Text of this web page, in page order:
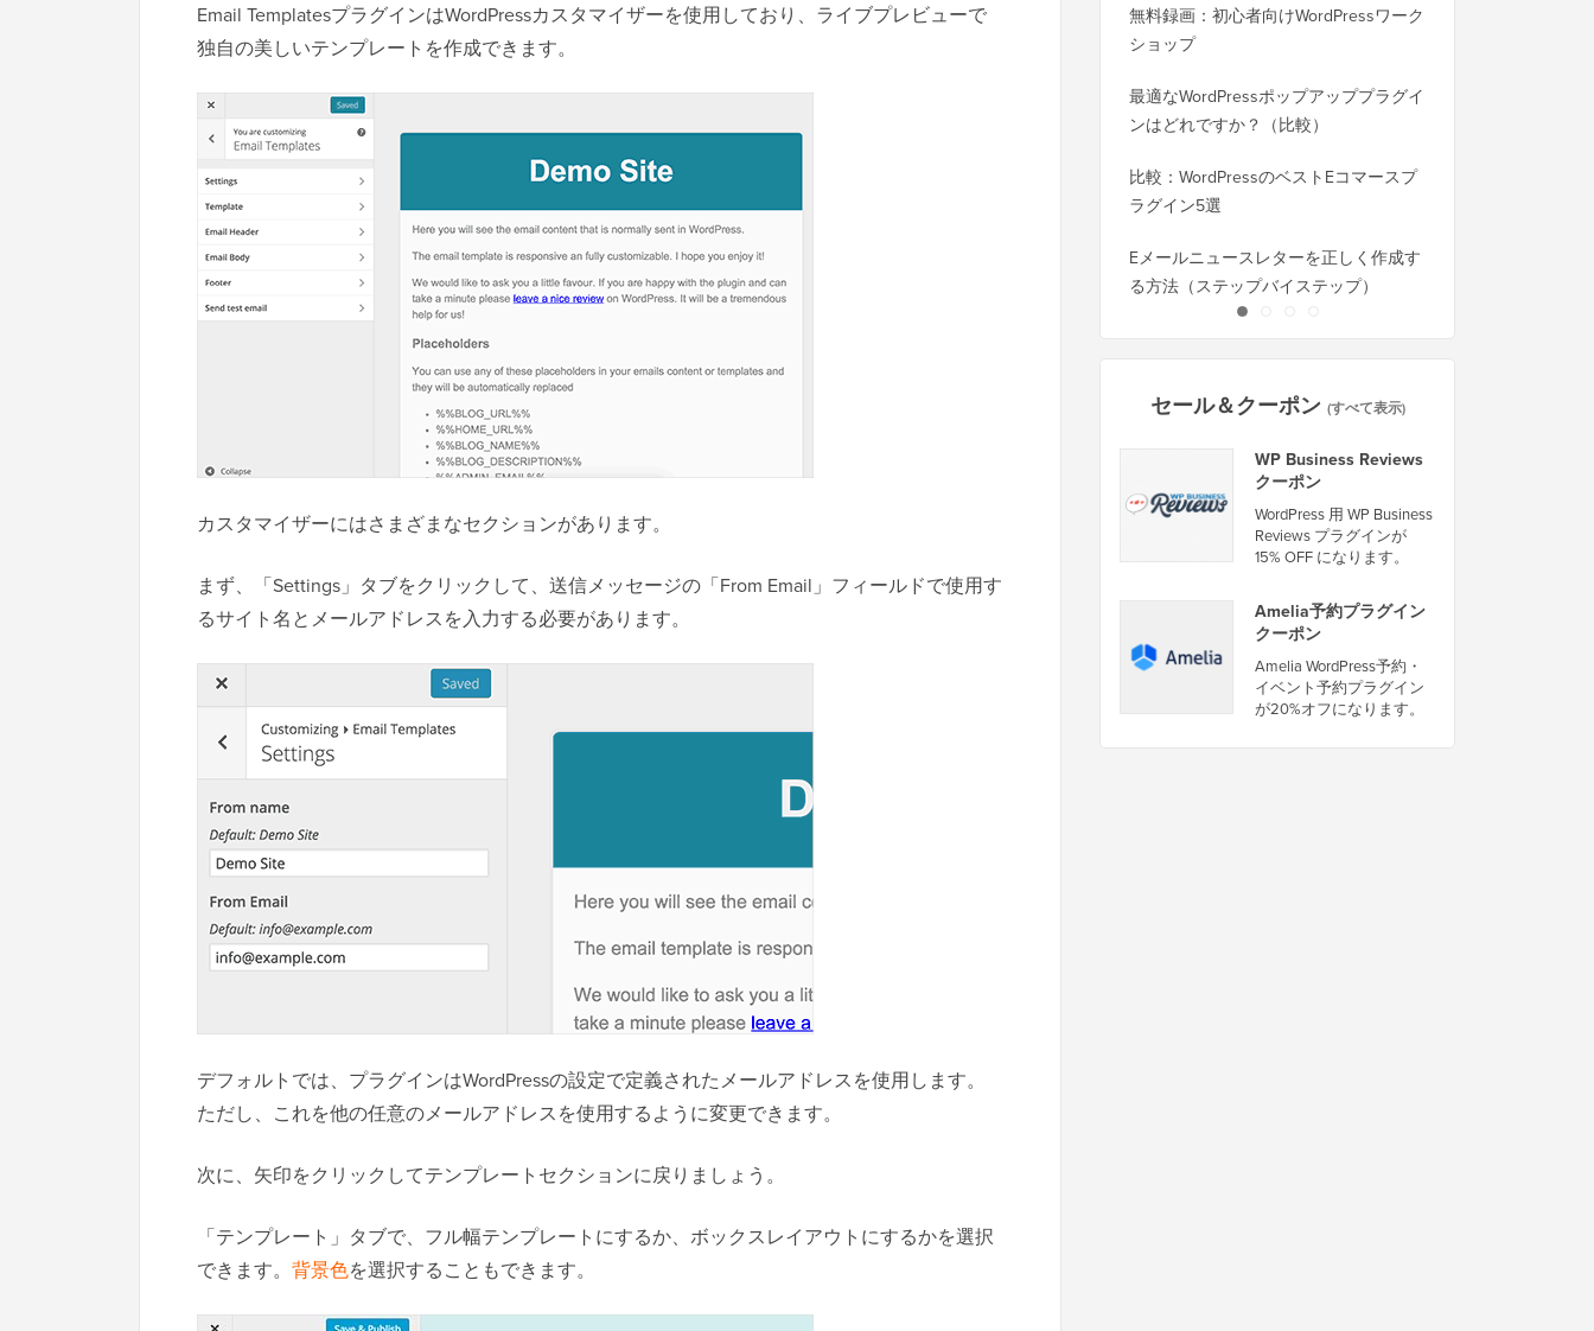
Email TemplatesプラグインはWordPressカスタマイザーを使用しており、ライブプレビューで
独自の美しいテンプレートを作成できます。
カスタマイザーにはさまざまなセクションがあります。
まず、「Settings」タブをクリックして、送信メッセージの「From Email」フィールドで使用す
るサイト名とメールアドレスを入力する必要があります。
デフォルトでは、プラグインはWordPressの設定で定義されたメールアドレスを使用します。
ただし、これを他の任意のメールアドレスを使用するように変更できます。
次に、矢印をクリックしてテンプレートセクションに戻りましょう。
「テンプレート」タブで、フル幅テンプレートにするか、ボックスレイアウトにするかを選択
できます。 背景色を選択することもできます。
無料録画：初心者向けWordPressワーク
ショップ
最適なWordPressポップアッププラグイ
ンはどれですか？（比較）
比較：WordPressのベストEコマースプ
ラグイン5選
Eメールニュースレターを正しく作成す
る方法（ステップバイステップ）
セール＆クーポン (すべて表示)
WP Business Reviews
クーポン
WordPress 用 WP Business
Reviews プラグインが
15% OFF になります。
Amelia予約プラグイン
クーポン
Amelia WordPress予約・
イベント予約プラグイン
が20%オフになります。